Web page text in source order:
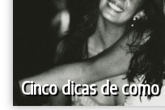
Cinco dicas de